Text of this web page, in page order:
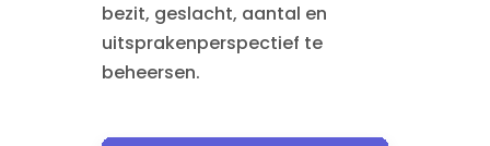
bezit, geslacht, aantal en
uitsprakenperspectief te
beheersen.